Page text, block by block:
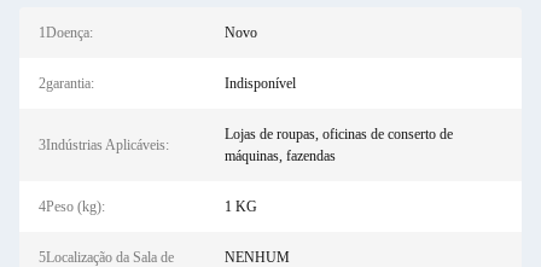
1Doença: Novo
2garantia: Indisponível
3Indústrias Aplicáveis:
Lojas de roupas, oficinas de conserto de
máquinas, fazendas
4Peso (kg): 1 KG
5Localização da Sala de
NENHUM